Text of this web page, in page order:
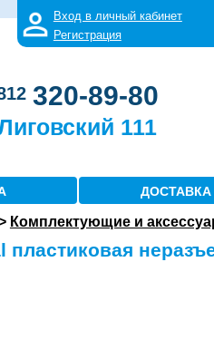
Вход в личный кабинет
Регистрация
320-89-80
111
ДОСТАВКА
Комплектующие и